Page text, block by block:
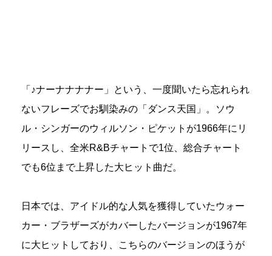
「♪ナーナナナナー」という、一度聞いたら忘れられ
ないフレーズでお馴染みの「ダンス天国」。ソウ
ル・シンガーのウィルソン・ピケットが1966年にリ
リースし、全米R&Bチャートで1位、総合チャート
でも6位まで上昇した大ヒット曲だ。
日本では、アイドル的な人気を獲得していたウォー
カー・ブラザーズがカバーしたバージョンが1967年
に大ヒットしており、こちらのバージョンのほうが